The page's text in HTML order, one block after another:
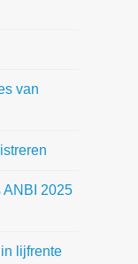
van
ANBI 2025
lijfrente